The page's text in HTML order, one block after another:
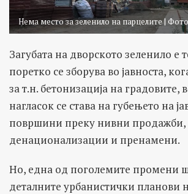
Нема место за зеленило на парцелите |
Загубата на дворското зеленило е
поретко се зборува во јавноста,
за т.н. бетонизација на градовите,
нагласок се става на губењето на
површини преку нивни продажби,
денационализации и пренамени.
Но, една од поголемите промени
деталните урбанистички планови